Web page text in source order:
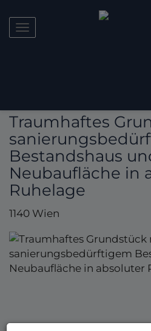
Navigation anzeigen
Traumhaftes
Bestandshaus
Neubaufläche in
Ruhelage
1140 Wien